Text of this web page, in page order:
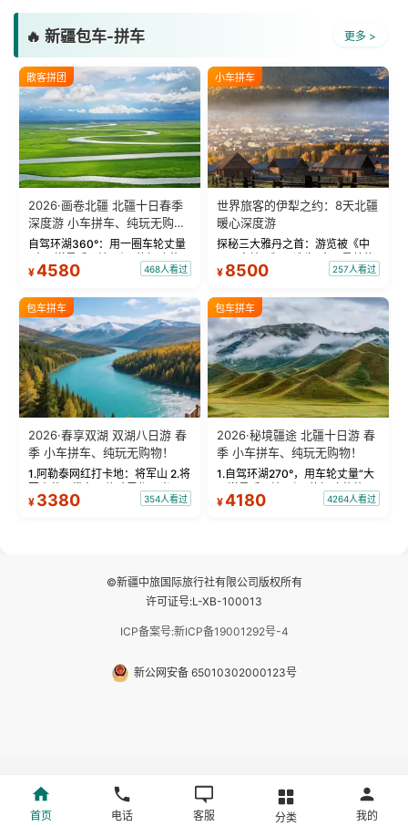
🔥 新疆包车-拼车 更多 >
散客拼团
2026·画卷北疆 北疆十日春季
深度游 小车拼车、纯玩无购
物！
自驾环湖360°：用一圈车轮丈量
“大西洋最后一滴眼泪”的极致蔚
蓝。 赛湖旅拍：甄选多款风格服
绝美瞬间。 赛湖坦克300跟车视
频：专业摄影师...
¥4580 468人看过
小车拼车
世界旅客的伊犁之约：8天北疆
暖心深度游
探秘三大雅丹之首：游览被《中
国国家地理》评选为“中国最美的
三大雅丹”第一名的克拉玛依魔鬼
瓦人最大村落——禾木村，欣赏
晨雾与小木...
¥ 8500 257人看过
包车拼车
2026·春享双湖 双湖八日游 春
季 小车拼车、纯玩无购物！
1.阿勒泰网红打卡地：将军山 2.将
军山落日缆车，体验雪都风光 3.
将军山，夕阳派对，蹦迪party 4.
¥ 3380 354人看过
包车拼车
2026·秘境疆途 北疆十日游 春
季 小车拼车、纯玩无购物！
1.自驾环湖270°，用车轮丈量“大
西洋最后一滴眼泪”的极致蔚蓝，
让雪山、花海与深邃湖水在转弯
¥4180 4264人看过
©新疆中旅国际旅行社有限公司版权所有
许可证号:L-XB-100013
ICP备案号:新ICP备19001292号-4
新公网安备 65010302000123号
首页 电话 客服 分类 我的